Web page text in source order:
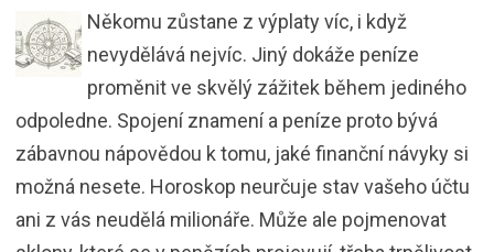
Někomu zůstane z výplaty víc, i když
nevydělává nejvíc. Jiný dokáže peníze
proměnit ve skvělý zážitek během jediného
odpoledne. Spojení znamení a peníze proto bývá
zábavnou nápovědou k tomu, jaké finanční návyky si
možná nesete. Horoskop neurčuje stav vašeho účtu
ani z vás neudělá milionáře. Může ale pojmenovat